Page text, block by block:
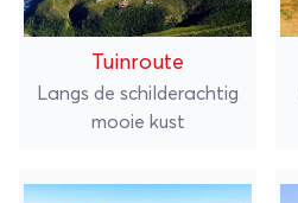
Tuinroute
Langs de schilderachtig
mooie kust